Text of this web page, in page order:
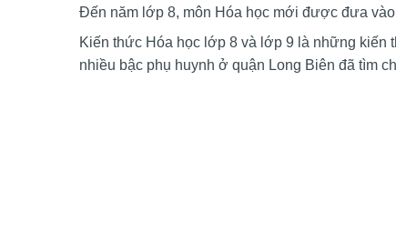
Đến năm lớp 8, môn Hóa học mới được đưa
Kiến thức Hóa học lớp 8 và lớp 9 là những kiến
nhiều bậc phụ huynh ở quận Long Biên đã tìm